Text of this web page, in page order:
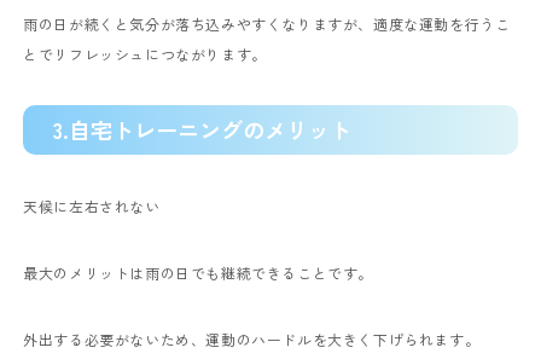
雨の日が続くと気分が落ち込みやすくなりますが、適度な運動を行うこ
とでリフレッシュにつながります。
3.自宅トレーニングのメリット
天候に左右されない
最大のメリットは雨の日でも継続できることです。
外出する必要がないため、運動のハードルを大きく下げられます。